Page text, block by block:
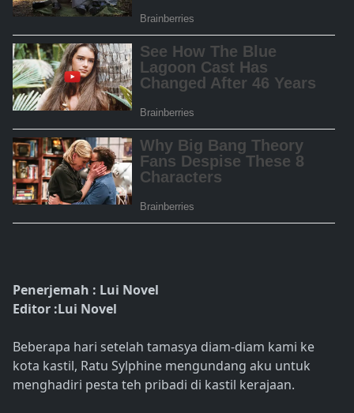
Penerjemah : Lui Novel
Editor :Lui Novel
Beberapa hari setelah tamasya diam-diam kami ke
kota kastil, Ratu Sylphine mengundang aku untuk
menghadiri pesta teh pribadi di kastil kerajaan.